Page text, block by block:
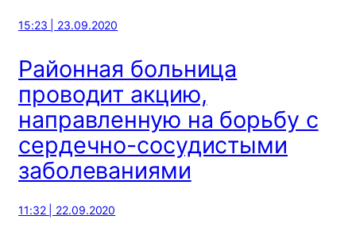
15:23 | 23.09.2020
Районная больница
проводит акцию,
направленную на борьбу с
сердечно-сосудистыми
заболеваниями
11:32 | 22.09.2020